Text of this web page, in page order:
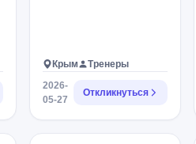
Крым
Тренеры
2026-
05-27
Откликнуться